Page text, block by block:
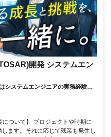
開発 システムエン
システムエンジニアの実務経験✅C
発経験✅AUTOSARコンフィグ設
について】 プロジェクトや時期に
ます。それに応じて残業も発生し